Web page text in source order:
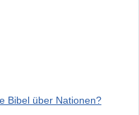
Bibel über Nationen?